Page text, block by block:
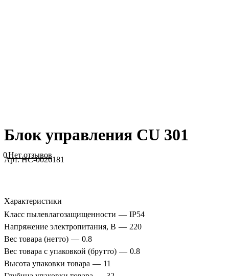
Блок управления CU 301
0Нет отзывов
Арт.НС-0026181
Характеристики
Класс пылевлагозащищенности — IP54
Напряжение электропитания, В — 220
Вес товара (нетто) — 0.8
Вес товара с упаковкой (брутто) — 0.8
Высота упаковки товара — 11